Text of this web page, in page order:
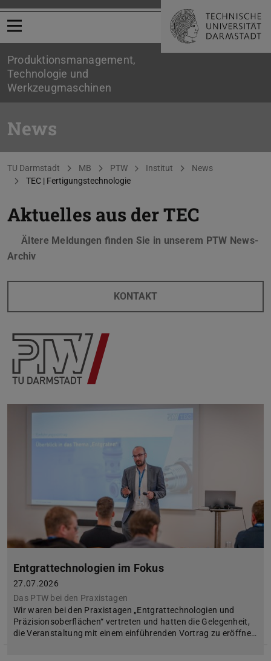
Menü öffnen
Produktionsmanagement,
Technologie und
Werkzeugmaschinen
News
Sie befinden sich hier:
TU Darmstadt MB PTW Institut
News
TEC | Fertigungstechnologie
Aktuelles aus der TEC
Ältere Meldungen finden Sie in unserem PTW News-
Archiv
KONTAKT
Entgrattechnologien im Fokus
27.07.2026
Das PTW bei den Praxistagen
Wir waren bei den Praxistagen „Entgrattechnologien und
Präzisionsoberflächen“ vertreten und hatten die Gelegenheit,
die Veranstaltung mit einem einführenden Vortrag zu eröffne…